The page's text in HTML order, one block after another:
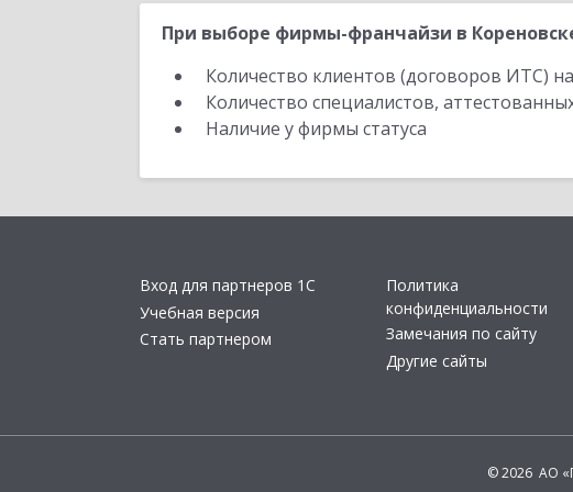
При выборе фирмы-франчайзи в
Количество клиентов (договоров ИТС)
Количество специалистов,
Наличие у фирмы статуса
Вход для партнеров 1С
Учебная версия
Стать партнером
Политика
конфиденциальности
Замечания по сайту
Другие сайты
© 2026 АО